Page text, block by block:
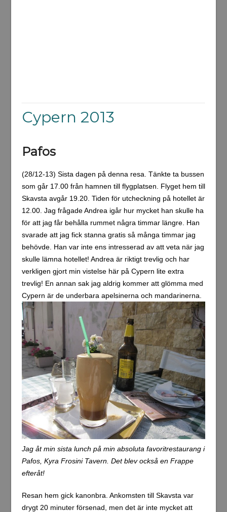
Cypern 2013
Pafos
(28/12-13) Sista dagen på denna resa. Tänkte ta bussen
som går 17.00 från hamnen till flygplatsen. Flyget hem till
Skavsta avgår 19.20. Tiden för utcheckning på hotellet är
12.00. Jag frågade Andrea igår hur mycket han skulle ha
för att jag får behålla rummet några timmar längre. Han
svarade att jag fick stanna gratis så många timmar jag
behövde. Han var inte ens intresserad av att veta när jag
skulle lämna hotellet! Andrea är riktigt trevlig och har
verkligen gjort min vistelse här på Cypern lite extra
trevlig! En annan sak jag aldrig kommer att glömma med
Cypern är de underbara apelsinerna och mandarinerna.
Jag åt min sista lunch på min absoluta favoritrestaurang i
Pafos, Kyra Frosini Tavern. Det blev också en Frappe
efteråt!
Resan hem gick kanonbra. Ankomsten till Skavsta var
drygt 20 minuter försenad, men det är inte mycket att